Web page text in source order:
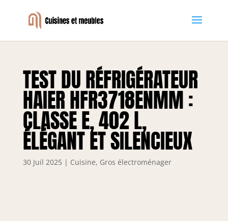
TEST DU RÉFRIGÉRATEUR
HAIER HFR3718ENMM :
CLASSE E, 402 L,
ÉLÉGANT ET SILENCIEUX
30 Juil 2025 | Cuisine, Gros électroménager